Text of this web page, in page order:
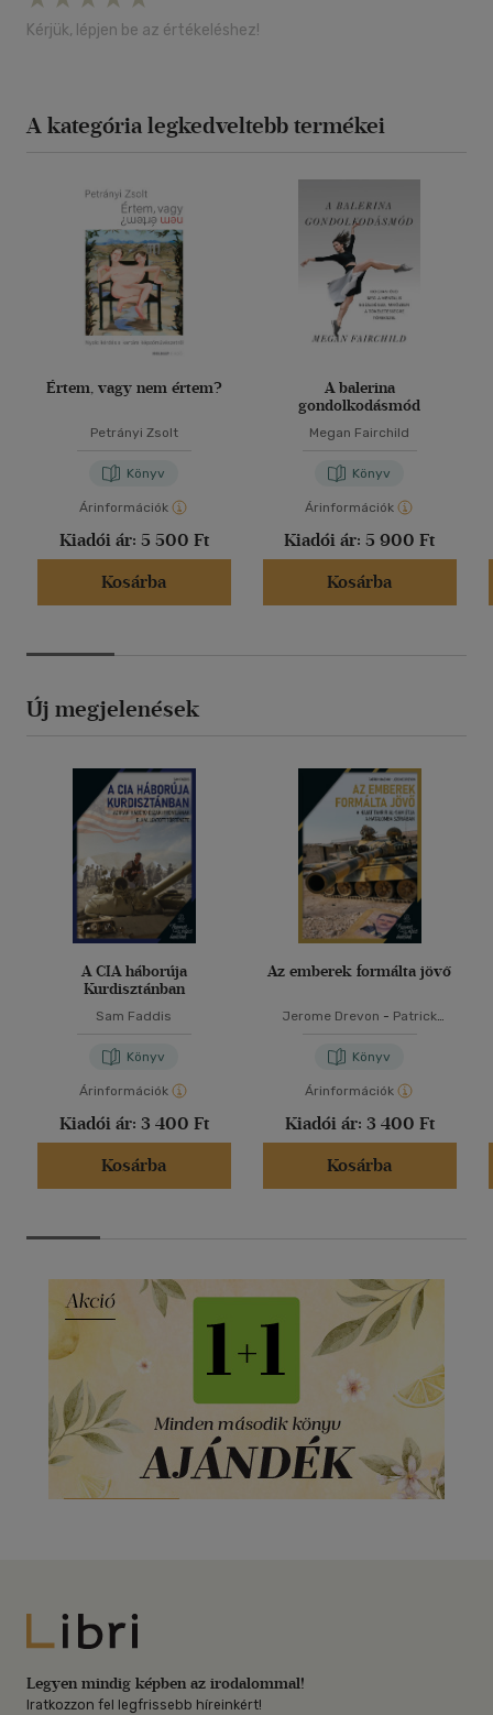
Kérjük, lépjen be az értékeléshez!
A kategória legkedveltebb termékei
Értem, vagy nem értem?
Petrányi Zsolt
Könyv
Árinformációk
Kiadói ár: 5 500 Ft
Kosárba
A balerina
gondolkodásmód
Megan Fairchild
Könyv
Árinformációk
Kiadói ár: 5 900 Ft
Kosárba
Új megjelenések
A CIA háborúja
Kurdisztánban
Sam Faddis
Könyv
Árinformációk
Kiadói ár: 3 400 Ft
Kosárba
Az emberek formálta jövő
Jerome Drevon - Patrick
Könyv
Árinformációk
Kiadói ár: 3 400 Ft
Kosárba
Libri
Legyen mindig képben az irodalommal!
Iratkozzon fel legfrissebb híreinkért!